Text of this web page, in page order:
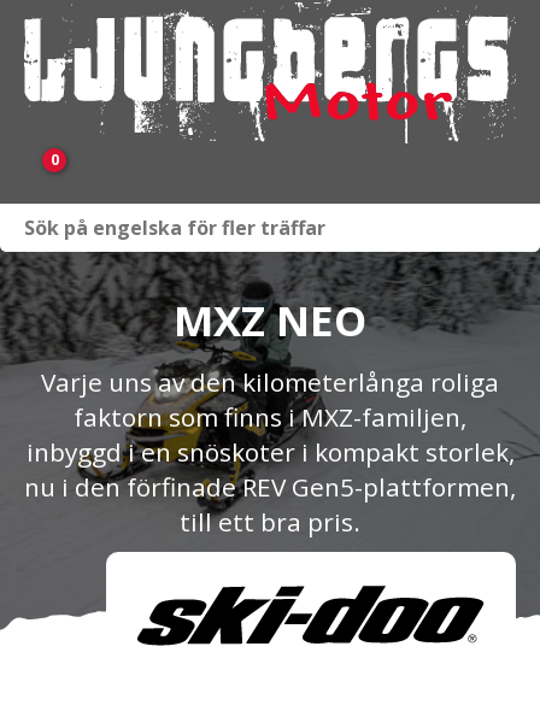
0
Fordon i lager
KAMPANJ
Släpvagnar & Skylift
Om oss
MXZ NEO
Varje uns av den kilometerlånga roliga
faktorn som finns i MXZ-familjen,
inbyggd i en snöskoter i kompakt storlek,
nu i den förfinade REV Gen5-plattformen,
till ett bra pris.